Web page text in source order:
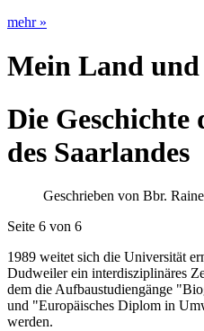
mehr»
Mein Land und
Die
des Saarlandes
Geschrieben von Bbr.
Seite 6 von 6
1989 weitet sich die Universität
Dudweiler ein interdisziplinäres
dem die Aufbaustudiengänge
und "Europäisches Diplom in
werden.